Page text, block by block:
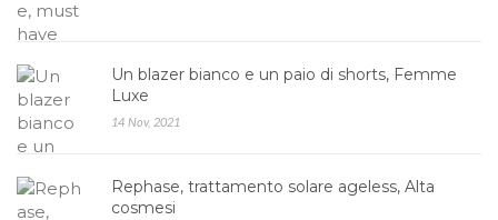
Un blazer bianco e un paio di shorts, Femme
Luxe
14 Nov, 2021
Rephase, trattamento solare ageless, Alta
cosmesi